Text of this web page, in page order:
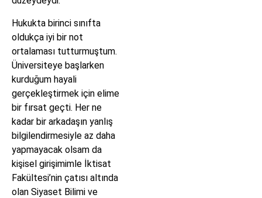
Hukukta birinci sınıfta
oldukça iyi bir not
ortalaması tutturmuştum.
Üniversiteye başlarken
kurduğum hayali
gerçekleştirmek için elime
bir fırsat geçti. Her ne
kadar bir arkadaşın yanlış
bilgilendirmesiyle az daha
yapmayacak olsam da
kişisel girişimimle İktisat
Fakültesi’nin çatısı altında
olan Siyaset Bilimi ve